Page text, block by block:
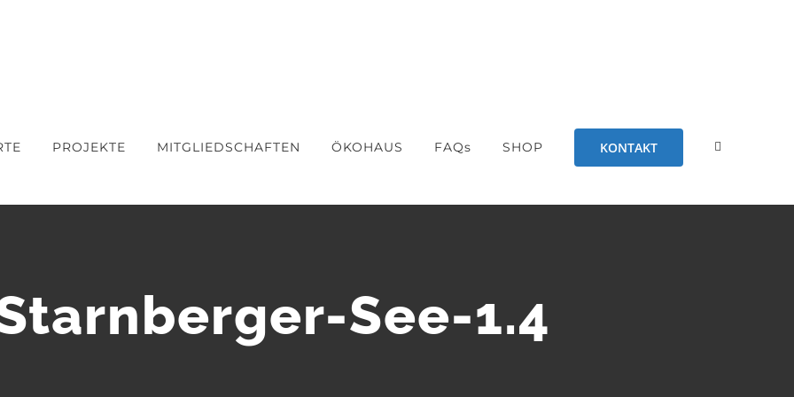
PROJEKTE MITGLIEDSCHAFTEN ÖKOHAUS FAQs SHOP KONTAKT
See-1.4